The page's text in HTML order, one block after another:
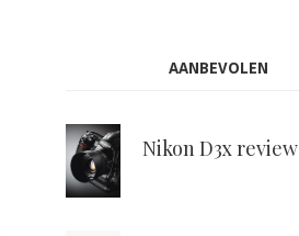
AANBEVOLEN
Nikon D3x review